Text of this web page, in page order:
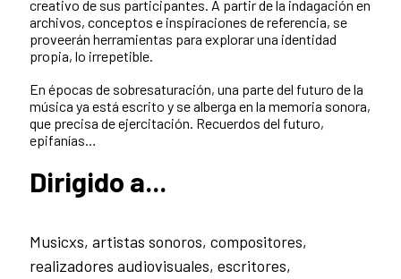
creativo de sus participantes. A partir de la indagación en
archivos, conceptos e inspiraciones de referencia, se
proveerán herramientas para explorar una identidad
propia, lo irrepetible.
En épocas de sobresaturación, una parte del futuro de la
música ya está escrito y se alberga en la memoria sonora,
que precisa de ejercitación. Recuerdos del futuro,
epifanías…
Dirigido a...
Musicxs, artistas sonoros, compositores,
realizadores audiovisuales, escritores,